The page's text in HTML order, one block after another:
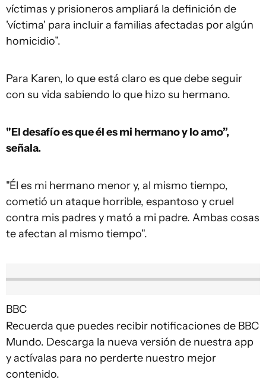
víctimas y prisioneros ampliará la definición de
'víctima' para incluir a familias afectadas por algún
homicidio”.
Para Karen, lo que está claro es que debe seguir
con su vida sabiendo lo que hizo su hermano.
"El desafío es que él es mi hermano y lo amo”,
señala.
"Él es mi hermano menor y, al mismo tiempo,
cometió un ataque horrible, espantoso y cruel
contra mis padres y mató a mi padre. Ambas cosas
te afectan al mismo tiempo".
BBC
Recuerda que puedes recibir notificaciones de BBC
Mundo. Descarga la nueva versión de nuestra app
y actívalas para no perderte nuestro mejor
contenido.